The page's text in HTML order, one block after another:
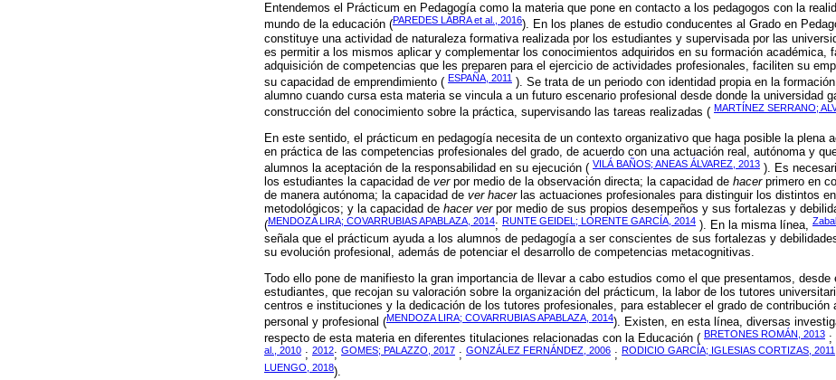
Entendemos el Prácticum en Pedagogía como la materia que pone en contacto a los pedagogos con la
mundo de la educación (PAREDES LABRA et al., 2016). En los planes de estudio conducentes al Grado en
constituye una actividad de naturaleza formativa realizada por los estudiantes y supervisada por las
es permitir a los mismos aplicar y complementar los conocimientos adquiridos en su formación académica,
adquisición de competencias que les preparen para el ejercicio de actividades profesionales, faciliten su
su capacidad de emprendimiento ( ESPAÑA, 2011 ). Se trata de un periodo con identidad propia en la
alumno cuando cursa esta materia se vincula a un futuro escenario profesional desde donde la universidad
construcción del conocimiento sobre la práctica, supervisando las tareas realizadas ( MARTÍNEZ SERRANO;
En este sentido, el prácticum en pedagogía necesita de un contexto organizativo que haga posible la plena
en práctica de las competencias profesionales del grado, de acuerdo con una actuación real, autónoma y
alumnos la aceptación de la responsabilidad en su ejecución ( VILÁ BAÑOS; ANEAS ÁLVAREZ, 2013 ). Es
los estudiantes la capacidad de verpor medio de la observación directa; la capacidad de hacerprimero en
de manera autónoma; la capacidad de ver hacerlas actuaciones profesionales para distinguir los distintos
metodológicos; y la capacidad de hacer verpor medio de sus propios desempeños y sus fortalezas y
(MENDOZA LIRA; COVARRUBIAS APABLAZA, 2014; RUNTE GEIDEL; LORENTE GARCÍA, 2014 ). En la misma línea,
señala que el prácticum ayuda a los alumnos de pedagogía a ser conscientes de sus fortalezas y
su evolución profesional, además de potenciar el desarrollo de competencias metacognitivas.
Todo ello pone de manifiesto la gran importancia de llevar a cabo estudios como el que presentamos, desde
estudiantes, que recojan su valoración sobre la organización del prácticum, la labor de los tutores
centros e instituciones y la dedicación de los tutores profesionales, para establecer el grado de contribución
personal y profesional (MENDOZA LIRA; COVARRUBIAS APABLAZA, 2014). Existen, en esta línea, diversas
respecto de esta materia en diferentes titulaciones relacionadas con la Educación ( BRETONES ROMÁN, 2013 ;
al., 2010 ; 2012; GOMES; PALAZZO, 2017 ; GONZÁLEZ FERNÁNDEZ, 2006 ; RODICIO GARCÍA; IGLESIAS CORTIZAS, 2011
LUENGO, 2018).